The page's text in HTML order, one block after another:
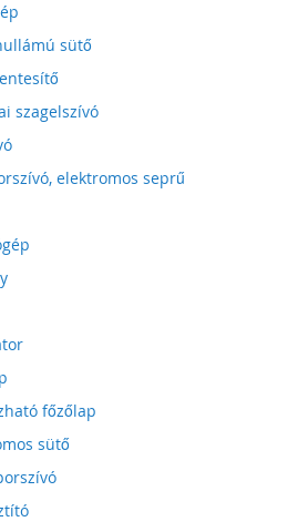
sütő
szagelszívó
elektromos seprű
főzőlap
sütő